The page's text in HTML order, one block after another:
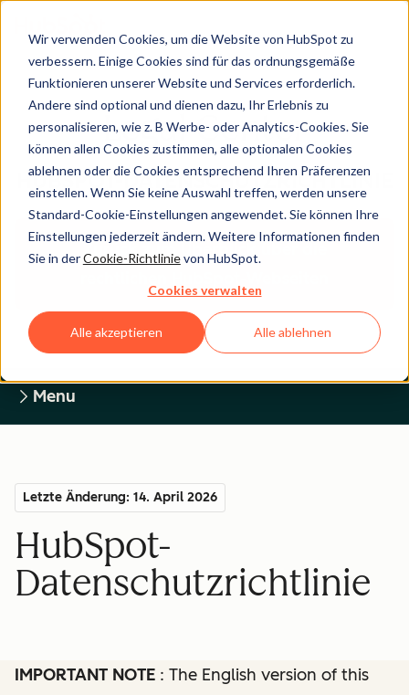
Wir verwenden Cookies, um die Website von HubSpot zu
verbessern. Einige Cookies sind für das ordnungsgemäße
Funktionieren unserer Website und Services erforderlich.
Andere sind optional und dienen dazu, Ihr Erlebnis zu
personalisieren, wie z. B Werbe- oder Analytics-Cookies. Sie
können allen Cookies zustimmen, alle optionalen Cookies
ablehnen oder die Cookies entsprechend Ihren Präferenzen
einstellen. Wenn Sie keine Auswahl treffen, werden unsere
Standard-Cookie-Einstellungen angewendet. Sie können Ihre
Einstellungen jederzeit ändern. Weitere Informationen finden
Sie in derCookie-Richtlinievon HubSpot.
Cookies verwalten
Alle akzeptieren Alle ablehnen
Legal Center
HUBSPOT-DATENSCHUTZRICHTLINIE
Zurück zum Überblick über die
Menu
Letzte Änderung: 14. April 2026
HubSpot-
Datenschutzrichtlinie
IMPORTANT NOTE : The English version of this